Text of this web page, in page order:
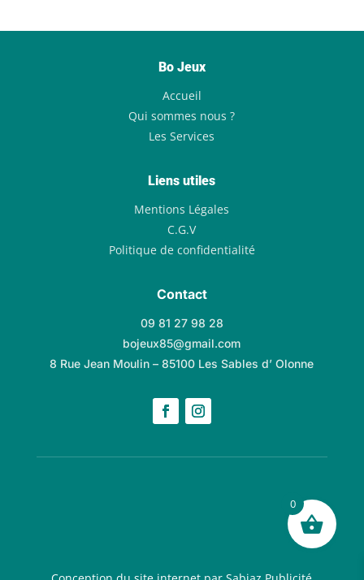
Bo Jeux
Accueil
Qui sommes nous ?
Les Services
Liens utiles
Mentions Légales
C.G.V
Politique de confidentialité
Contact
09 81 27 98 28
bojeux85@gmail.com
8 Rue Jean Moulin – 85100 Les Sables d’ Olonne
0